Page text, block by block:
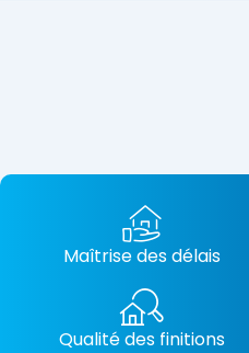
Maîtrise des délais
Qualité des finitions